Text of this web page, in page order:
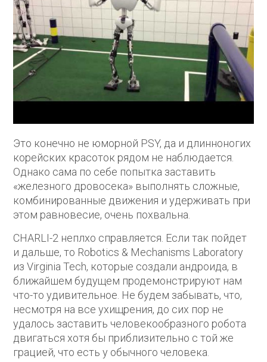
Это конечно не юморной PSY, да и длинноногих
корейских красоток рядом не наблюдается.
Однако сама по себе попытка заставить
«железного дровосека» выполнять сложные,
комбинированные движения и удерживать при
этом равновесие, очень похвальна.
CHARLI-2 неплхо справляется. Если так пойдет
и дальше, то Robotics & Mechanisms Laboratory
из Virginia Tech, которые создали андроида, в
ближайшем будущем продемонстрируют нам
что-то удивительное. Не будем забывать, что,
несмотря на все ухищрения, до сих пор не
удалось заставить человекообразного робота
двигаться хотя бы приблизительно с той же
грацией, что есть у обычного человека.